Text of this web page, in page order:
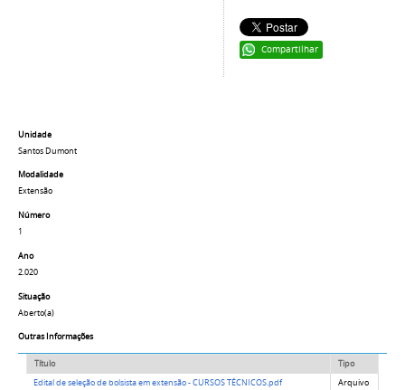
Compartilhar
Unidade
Santos Dumont
Modalidade
Extensão
Número
1
Ano
2.020
Situação
Aberto(a)
Outras Informações
Título
Tipo
Edital de seleção de bolsista em extensão - CURSOS TÉCNICOS.pdf
Arquivo